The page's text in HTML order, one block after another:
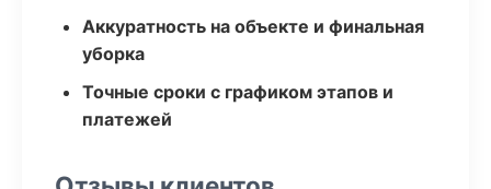
Аккуратность на объекте и финальная
уборка
Точные сроки с графиком этапов и
платежей